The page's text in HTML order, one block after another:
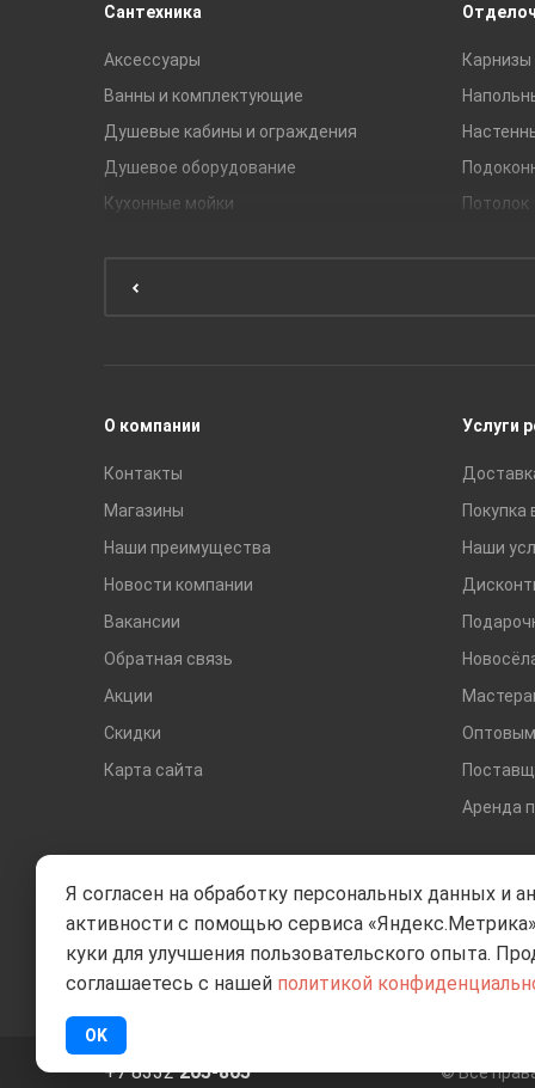
Сантехника
Аксессуары
Ванны и комплектующие
Душевые кабины и ограждения
Душевое оборудование
Кухонные мойки
Потолок
О компании
Контакты
Магазины
Наши преимущества
Новости компании
Вакансии
Обратная связь
Акции
Скидки
Карта сайта
Услуги
Покупка
Наши
Аренда
+7 8332205-805 © Все
Я согласен на обработку персональных данных и
активности с помощью сервиса
куки для улучшения пользовательского опыта.
соглашаетесь с нашей политикой
OK